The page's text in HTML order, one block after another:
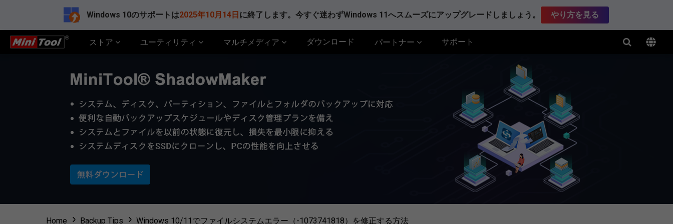
Windows 10のサポートは2025年10月14日 に終了します。今すぐ迷わずWindows 11へスムーズにアップグレードしましょう。 やり方を見る
ストア ユーティリティ マルチメディア ダウンロード パートナー サポート
Home Backup Tips Windows 10/11でファイルシステムエラー（-1073741818）を修正する方法